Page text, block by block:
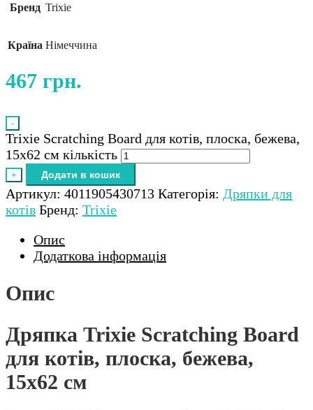
Бренд Trixie
Країна Німеччина
467 грн.
-
Trixie Scratching Board для котів, плоска, бежева,
15х62 см кількість
+ Додати в кошик
Артикул: 4011905430713 Категорія: Дряпки для
котів Бренд: Trixie
Опис
Додаткова інформація
Опис
Дряпка Trixie Scratching Board
для котів, плоска, бежева,
15х62 см